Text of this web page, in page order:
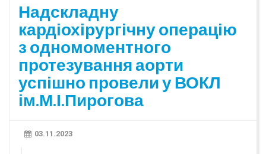
Надскладну
кардіохірургічну операцію
з одномоментного
протезування аорти
успішно провели у ВОКЛ
ім.М.І.Пирогова
03.11.2023